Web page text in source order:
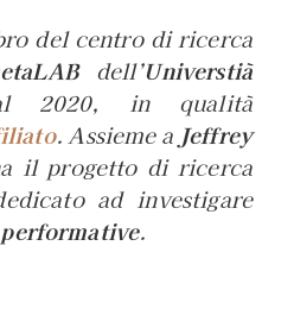
del centro di ricerca
dell’Universtià
in qualità
. Assieme a Jeffrey
il progetto di ricerca
ad investigare
.